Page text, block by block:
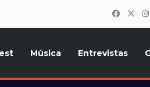
Música Entrevistas